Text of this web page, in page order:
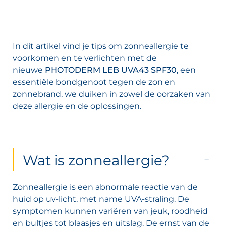
producten te ontvangen per
wij jou naar onsprivacybeleid
FR NL
In dit artikel vind je tips om zonneallergie te
voorkomen en te verlichten met de
nieuwe PHOTODERM LEB UVA43 SPF30, een
essentiële bondgenoot tegen de zon en
zonnebrand, we duiken in zowel de oorzaken van
deze allergie en de oplossingen.
Wat is zonneallergie?
Zonneallergie is een abnormale reactie van de
huid op uv-licht, met name UVA-straling. De
symptomen kunnen variëren van jeuk, roodheid
en bultjes tot blaasjes en uitslag. De ernst van de